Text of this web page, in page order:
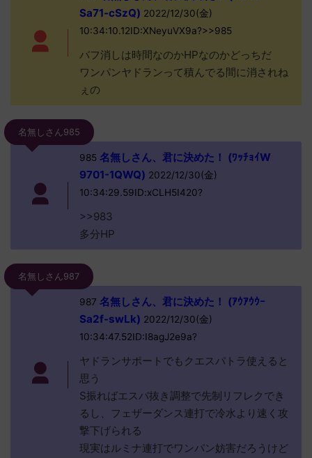
Sa71-cSzQ) 2022/12/30(金)
10:34:10.12ID:XNeyuVX9a?>>985
バフ消しは時間なのかHPなのかどっちだ
ワンパンヤドランって積んでる間に消されね
ぇの
名無しさん985
985名無しさん、君に決めた！ (ﾜｯﾁｮｲW
9701-1QWQ) 2022/12/30(金)
10:34:29.59ID:xCLH5I420?
>>983
多分HP
名無しさん987
987 名無しさん、君に決めた！ (ｱｳｱｳｳｰ
Sa2f-swLk) 2022/12/30(金)
10:34:47.52ID:I8agJ2e9a?
ヤドランサポートでもクエスパトラ使えると
思う
S振ればエスバ抜き調整で先制リフレクでき
るし、フェザーダンス連打で冷水より速く攻
撃下げられる
現実はルミナ連打でワンパン妨害だろうけど